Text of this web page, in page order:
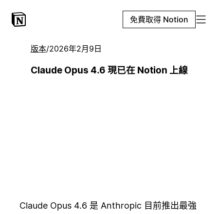
免費取得 Notion
版本/2026年2月9日
Claude Opus 4.6 現已在 Notion 上線
Claude Opus 4.6 是 Anthropic 目前推出最強